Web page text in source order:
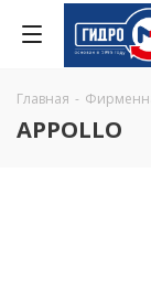
Главная -
APPOLLO